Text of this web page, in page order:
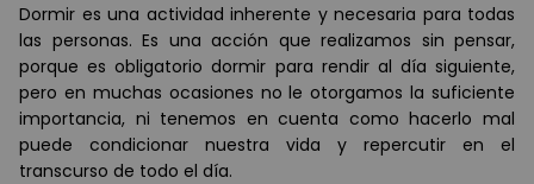
Dormir es una actividad inherente y necesaria para todas
las personas. Es una acción que realizamos sin pensar,
porque es obligatorio dormir para rendir al día siguiente,
pero en muchas ocasiones no le otorgamos la suficiente
importancia, ni tenemos en cuenta como hacerlo mal
puede condicionar nuestra vida y repercutir en el
transcurso de todo el día.